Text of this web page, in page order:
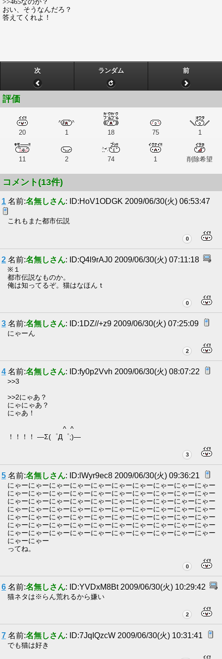
>>465なのか？
おい、そうなんだろ？
答えてくれよ！
次 ランダム 前
評価
20 1 18 75 1
11 2 74 1 削除希望
コメント(13件)
1 名前:名無しさん: ID:HoV1ODGK 2009/06/30(火) 06:53:47
これもまた都市伝説
0
2 名前:名無しさん: ID:Q4l9rAJ0 2009/06/30(火) 07:11:18
※１
都市伝説なものか。
俺は知ってるぞ。猫はなほんｔ
0
3 名前:名無しさん: ID:1DZ//+z9 2009/06/30(火) 07:25:09
にゃーん
2
4 名前:名無しさん: ID:fy0p2Vvh 2009/06/30(火) 08:07:22
>>3
>>2にゃあ？
にゃにゃあ？
にゃあ！
^ ^
！！！！ —Σ(゜Д゜;)—
3
5 名前:名無しさん: ID:lWyr9ec8 2009/06/30(火) 09:36:21
にゃーにゃーにゃーにゃーにゃーにゃーにゃーにゃーにゃーにゃー
にゃーにゃーにゃーにゃーにゃーにゃーにゃーにゃーにゃーにゃー
にゃーにゃーにゃーにゃーにゃーにゃーにゃーにゃーにゃーにゃー
にゃーにゃーにゃーにゃーにゃーにゃーにゃーにゃーにゃーにゃー
にゃーにゃーにゃーにゃーにゃーにゃーにゃーにゃーにゃーにゃー
にゃーにゃーにゃーにゃーにゃーにゃーにゃーにゃーにゃーにゃー
にゃーにゃーにゃーにゃーにゃーにゃーにゃーにゃーにゃーにゃー
にゃーにゃー
ってね。
0
6 名前:名無しさん: ID:YVDxM8Bt 2009/06/30(火) 10:29:42
猫ネタは※らん荒れるから嫌い
2
7 名前:名無しさん: ID:7JqIQzcW 2009/06/30(火) 10:31:41
でも猫は好き